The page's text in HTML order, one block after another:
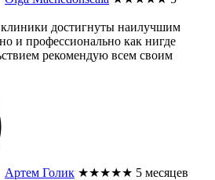
достигнуты наилучшим
и профессионально как нигде
рекомендую всем своим
Артем Голик ★★★★★ 5 месяцев